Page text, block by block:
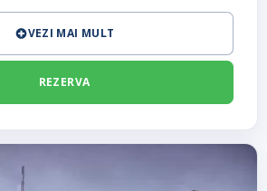
VEZI MAI MULT
REZERVA